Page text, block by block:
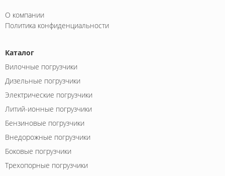
О компании
Политика конфиденциальности
Каталог
Вилочные погрузчики
Дизельные погрузчики
Электрические погрузчики
Литий-ионные погрузчики
Бензиновые погрузчики
Внедорожные погрузчики
Боковые погрузчики
Трехопорные погрузчики